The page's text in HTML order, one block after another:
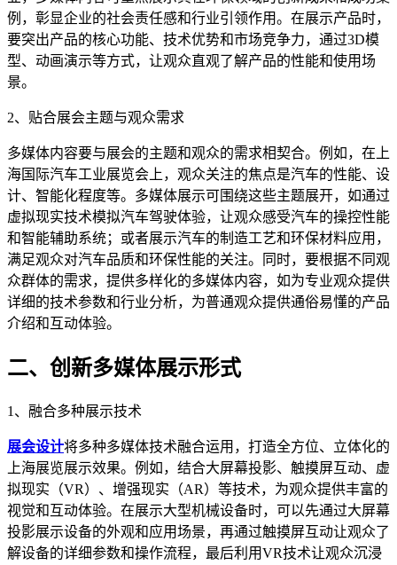
例，彰显企业的社会责任感和行业引领作用。在展示产品时，
要突出产品的核心功能、技术优势和市场竞争力，通过3D模
型、动画演示等方式，让观众直观了解产品的性能和使用场
景。
2、贴合展会主题与观众需求
多媒体内容要与展会的主题和观众的需求相契合。例如，在上
海国际汽车工业展览会上，观众关注的焦点是汽车的性能、设
计、智能化程度等。多媒体展示可围绕这些主题展开，如通过
虚拟现实技术模拟汽车驾驶体验，让观众感受汽车的操控性能
和智能辅助系统；或者展示汽车的制造工艺和环保材料应用，
满足观众对汽车品质和环保性能的关注。同时，要根据不同观
众群体的需求，提供多样化的多媒体内容，如为专业观众提供
详细的技术参数和行业分析，为普通观众提供通俗易懂的产品
介绍和互动体验。
二、创新多媒体展示形式
1、融合多种展示技术
展会设计将多种多媒体技术融合运用，打造全方位、立体化的
上海展览展示效果。例如，结合大屏幕投影、触摸屏互动、虚
拟现实（VR）、增强现实（AR）等技术，为观众提供丰富的
视觉和互动体验。在展示大型机械设备时，可以先通过大屏幕
投影展示设备的外观和应用场景，再通过触摸屏互动让观众了
解设备的详细参数和操作流程，最后利用VR技术让观众沉浸